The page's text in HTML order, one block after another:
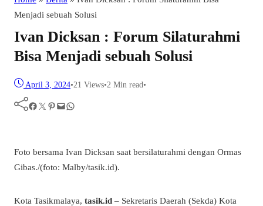
Menjadi sebuah Solusi
Ivan Dicksan : Forum Silaturahmi
Bisa Menjadi sebuah Solusi
April 3, 2024•21 Views•2 Min read•
Facebook Twitter Pinterest Mail WhatsApp
Foto bersama Ivan Dicksan saat bersilaturahmi dengan Ormas
Gibas./(foto: Malby/tasik.id).
Kota Tasikmalaya, tasik.id – Sekretaris Daerah (Sekda) Kota